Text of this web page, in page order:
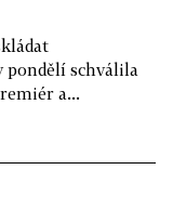
pondělí schválila
a...